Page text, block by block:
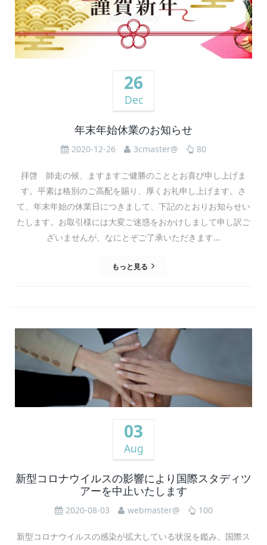
26
Dec
年末年始休業のお知らせ
2020-12-26 3cmaster@ 80
拝啓 師走の候、ますますご健勝のこととお喜び申し上げま
す。平素は格別のご高配を賜り、厚くお礼申し上げます。さ
て、年末年始の休業日につきまして、下記のとおりお知らせい
たします。お取引様には大変ご迷惑をおかけしまして申し訳ご
ざいませんが、なにとぞご了承いただきます...
もっと見る
03
Aug
新型コロナウイルスの影響により国際スタディツ
アーを中止いたします
2020-08-03 webmaster@ 100
新型コロナウイルスの感染が拡大している状況を鑑み、国際ス